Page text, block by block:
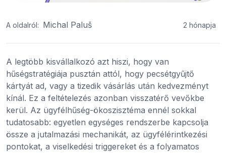
A oldalról: Michal Paluš 2 hónapja
A legtöbb kisvállalkozó azt hiszi, hogy van
hűségstratégiája pusztán attól, hogy pecsétgyűjtő
kártyát ad, vagy a tizedik vásárlás után kedvezményt
kínál. Ez a feltételezés azonban visszatérő vevőkbe
kerül. Az ügyfélhűség-ökoszisztéma ennél sokkal
tudatosabb: egyetlen egységes rendszerbe kapcsolja
össze a jutalmazási mechanikát, az ügyfélérintkezési
pontokat, a viselkedési triggereket és a folyamatos